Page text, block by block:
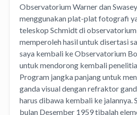
Observatorium Warner dan
menggunakan plat-plat fotografi
teleskop Schmidt di observatorium
memperoleh hasil untuk disertasi
saya kembali ke Observatorium
untuk mendorong kembali
Program jangka panjang untuk
ganda visual dengan refraktor
harus dibawa kembali ke jalannya.
bulan Desember 1959 tibalah